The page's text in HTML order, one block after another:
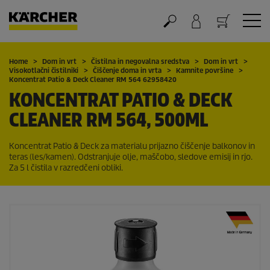
Nakupovalna košarica
Home Dom in vrt Čistilna in negovalna sredstva
Dom in vrt
Visokotlačni čistilniki
Čiščenje doma in vrta
Kamnite površine
Koncentrat Patio & Deck Cleaner RM 564 62958420
KONCENTRAT PATIO & DECK
CLEANER RM 564, 500ML
Koncentrat Patio & Deck za materialu prijazno čiščenje balkonov in
teras (les/kamen). Odstranjuje olje, maščobo, sledove emisij in rjo.
Za 5 l čistila v razredčeni obliki.